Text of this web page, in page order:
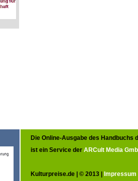
Die Online-Ausgabe des Handbuchs
ist ein Service der ARCult Media
Kulturpreise.de | © 2013 | Impressum